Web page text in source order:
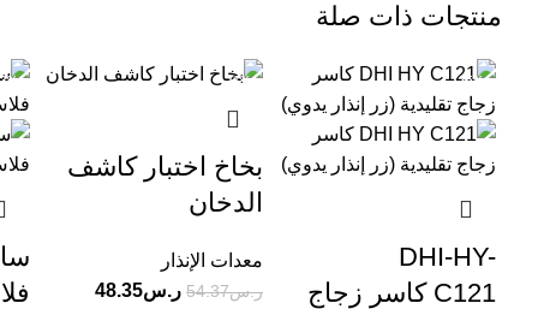
منتجات ذات صلة
-25%
DHI-HY-
C121 كاسر زجاج
-11%
بخاخ اختبار كاشف
الدخان
معدات الإنذار
ر.س54.37 ر.س48.35